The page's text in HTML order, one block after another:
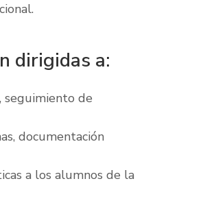
dirigidas a:
seguimiento de
documentación
a los alumnos de la